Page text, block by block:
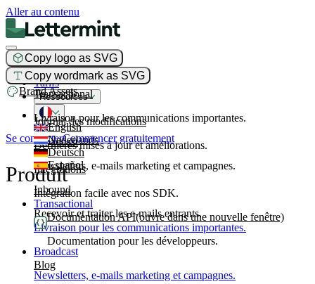
Aller au contenu
Copy logo as SVG
Copy wordmark as SVG
Brand Assets
Produit
Transactional
Livraison pour les communications importantes.
Broadcast
Newsletters, e-mails marketing et campagnes.
Inbound
Recevoir et traiter les e-mails entrants.
Tarifs
Ressources
Journal des modifications
Dernières mises à jour et améliorations.
Intégrations
Intégration facile avec nos SDK.
Documentation API(ouvre dans une nouvelle fenêtre)
Documentation pour les développeurs.
Blog
English
Nederlands
Deutsch
Español
Se connecterCommencer gratuitement
Produit
Transactional
Livraison pour les communications importantes.
Broadcast
Newsletters, e-mails marketing et campagnes.